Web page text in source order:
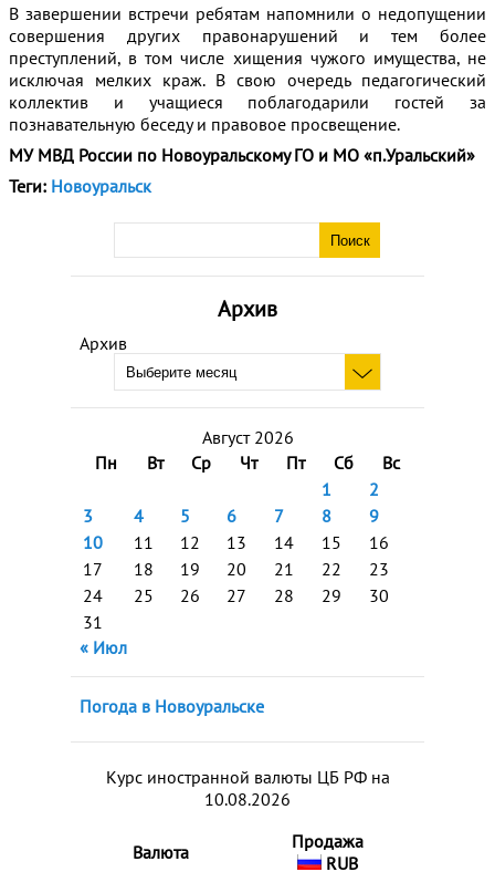
Архив
Архив
Август 2026
Пн
Вт Ср Чт Пт Сб
Вс
1
2
3
4 5 6 7 8
9
10
11 12 13 14 15
16
17
18 19 20 21 22
23
24
25 26 27 28 29
30
31
« Июл
Погода в Новоуральске
Курс иностранной валюты ЦБ РФ на
10.08.2026
Валюта
Продажа
RUB
В завершении встречи ребятам напомнили о недопущении
совершения других правонарушений и тем более
преступлений, в том числе хищения чужого имущества, не
исключая мелких краж. В свою очередь педагогический
коллектив и учащиеся поблагодарили гостей за
познавательную беседу и правовое просвещение.
МУ МВД России по Новоуральскому ГО и МО «п.Уральский»
Теги: Новоуральск